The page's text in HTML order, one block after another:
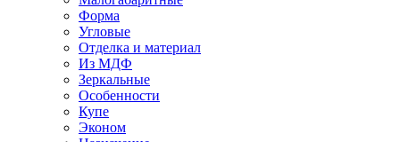
Форма
Угловые
Отделка и материал
Из МДФ
Зеркальные
Особенности
Купе
Эконом